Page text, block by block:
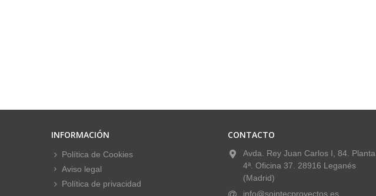
INFORMACIÓN
Política de Cookies
Aviso legal
Política de privacidad
CONTACTO
Avda. Rey Juan Carlos I, 84. Planta
4ª. Oficina 37. 28916 Leganés
(Madrid)
info@sointecproyectos.es